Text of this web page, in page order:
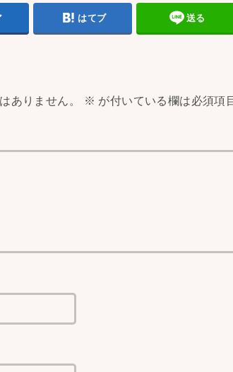
はてブ 送る
ありません。 ※ が付いている欄は必須項